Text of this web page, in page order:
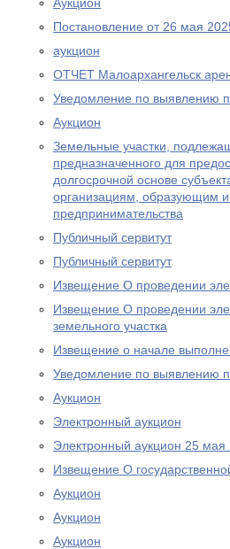
Постановление от 26 мая
аукцион
ОТЧЕТ Малоархангельск
Уведомление по выявлению
Аукцион
Земельные участки,
предназначенного для
долгосрочной основе
организациям, образующим
предпринимательства
Публичный сервитут
Публичный сервитут
Извещение О проведении
Извещение О проведении
земельного участка
Извещение о начале
Уведомление по выявлению
Аукцион
Электронный аукцион
Электронный аукцион 25 мая
Извещение О
Аукцион
Аукцион
Аукцион